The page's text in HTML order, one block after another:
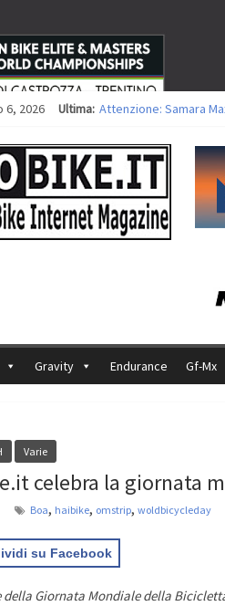
6, 2026 Ultima: Attenzione: Samara
Europei XCO: vittorie
35ª Marathon Bike
Europei MTB: il Team
Gravity Endurance Gf-Mx
Varie
celebra la giornata
Boa, haibike, omstrip, woldbicycleday
su Facebook
della Giornata Mondiale della